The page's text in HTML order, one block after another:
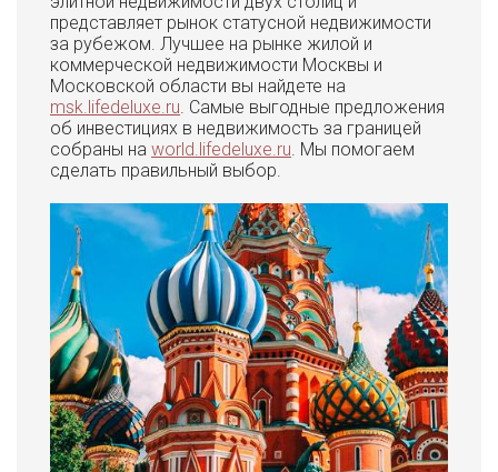
представляет рынок статусной недвижимости
за рубежом. Лучшее на рынке жилой и
коммерческой недвижимости Москвы и
Московской области вы найдете на
msk.lifedeluxe.ru. Самые выгодные предложения
об инвестициях в недвижимость за границей
собраны на world.lifedeluxe.ru. Мы помогаем
сделать правильный выбор.